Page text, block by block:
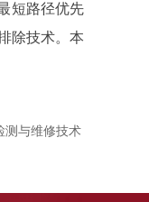
测与维修技术
短路径优先
除技术。本